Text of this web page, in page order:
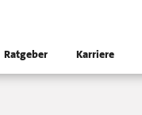
Ratgeber Karriere